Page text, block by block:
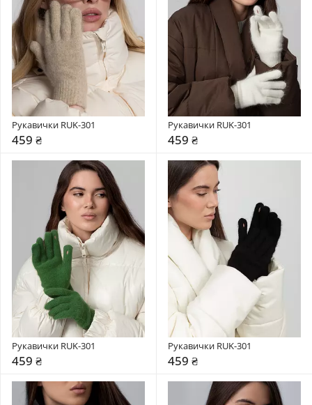
Рукавички RUK-301
459 ₴
Рукавички RUK-301
459 ₴
Рукавички RUK-301
459 ₴
Рукавички RUK-301
459 ₴